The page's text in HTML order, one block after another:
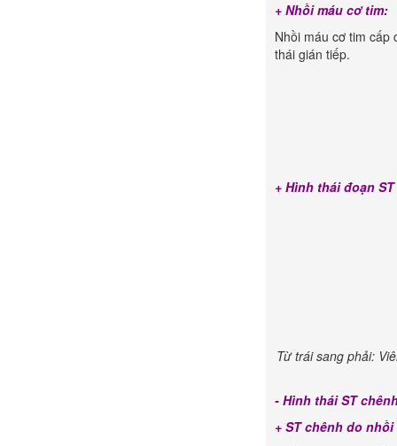
+ Nhồi máu cơ tim:
Nhồi máu cơ tim cấp
thái gián tiếp.
+ Hình thái đoạn
Từ trái sang phải:
- Hình thái ST
+ ST chênh do